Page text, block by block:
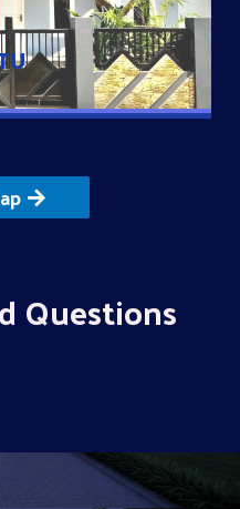
Questions